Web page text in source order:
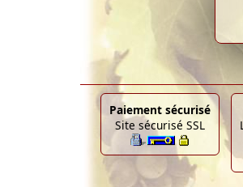
Paiement sécurisé
Site sécurisé SSL